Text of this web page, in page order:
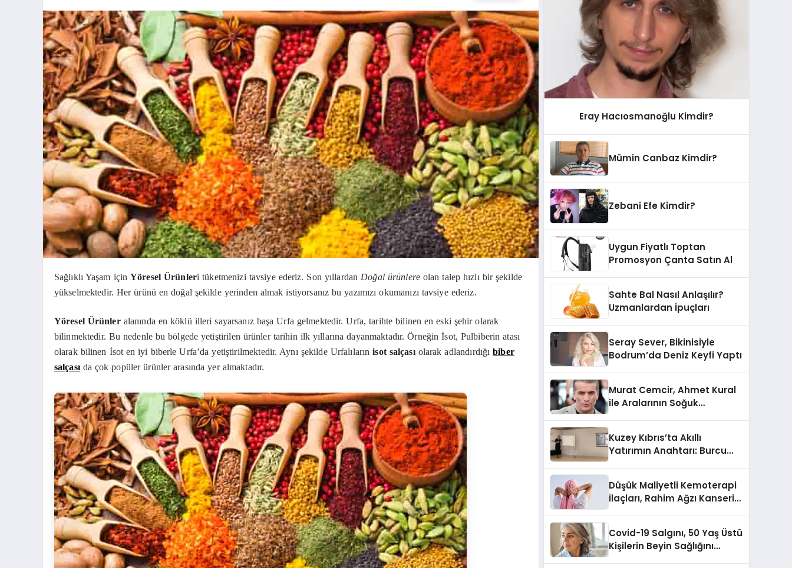
Sağlıklı Yaşam için Yöresel Ürünleri tüketmenizi tavsiye ederiz. Son yıllardan Doğal ürünlere olan talep hızlı bir şekilde
yükselmektedir. Her ürünü en doğal şekilde yerinden almak istiyorsanız bu yazımızı okumanızı tavsiye ederiz.
Yöresel Ürünleralanında en köklü illeri sayarsanız başa Urfa gelmektedir. Urfa, tarihte bilinen en eski şehir olarak
bilinmektedir. Bu nedenle bu bölgede yetiştirilen ürünler tarihin ilk yıllarına dayanmaktadır. Örneğin İsot, Pulbiberin atası
olarak bilinen İsot en iyi biberle Urfa’da yetiştirilmektedir. Aynı şekilde Urfalılarınisot salçasıolarak adlandırdığıbiber
salçasıda çok popüler ürünler arasında yer almaktadır.
Eray Hacıosmanoğlu Kimdir?
Mümin Canbaz Kimdir?
Zebani Efe Kimdir?
Uygun Fiyatlı Toptan
Promosyon Çanta Satın Al
Sahte Bal Nasıl Anlaşılır?
Uzmanlardan İpuçları
Seray Sever, Bikinisiyle
Bodrum’da Deniz Keyfi Yaptı
Murat Cemcir, Ahmet Kural
ile Aralarının Soğuk
Kuzey Kıbrıs’ta Akıllı
Yatırımın Anahtarı: Burcu
Düşük Maliyetli Kemoterapi
İlaçları, Rahim Ağzı Kanseri
Covid-19 Salgını, 50 Yaş Üstü
Kişilerin Beyin Sağlığını